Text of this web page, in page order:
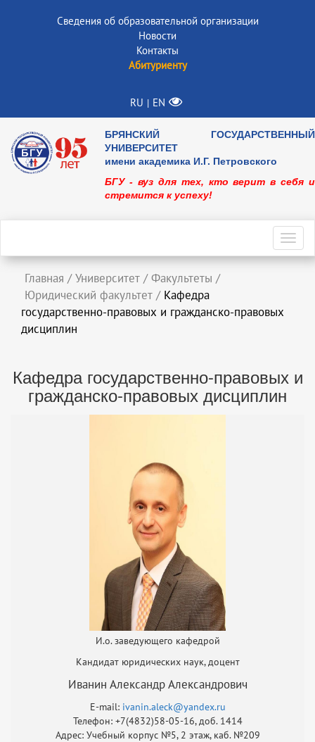
Сведения об образовательной организации
Новости
Контакты
Абитуриенту
RU | EN
БРЯНСКИЙ ГОСУДАРСТВЕННЫЙ
УНИВЕРСИТЕТ
имени академика И.Г. Петровского
БГУ - вуз для тех, кто верит в себя и
стремится к успеху!
Главная / Университет / Факультеты /
Юридический факультет / Кафедра
государственно-правовых и гражданско-правовых
дисциплин
Кафедра государственно-правовых и
гражданско-правовых дисциплин
И.о. заведующего кафедрой
Кандидат юридических наук, доцент
Иванин Александр Александрович
E-mail: ivanin.aleck@yandex.ru
Телефон: +7(4832)58-05-16, доб. 1414
Адрес: Учебный корпус №5, 2 этаж, каб. №209